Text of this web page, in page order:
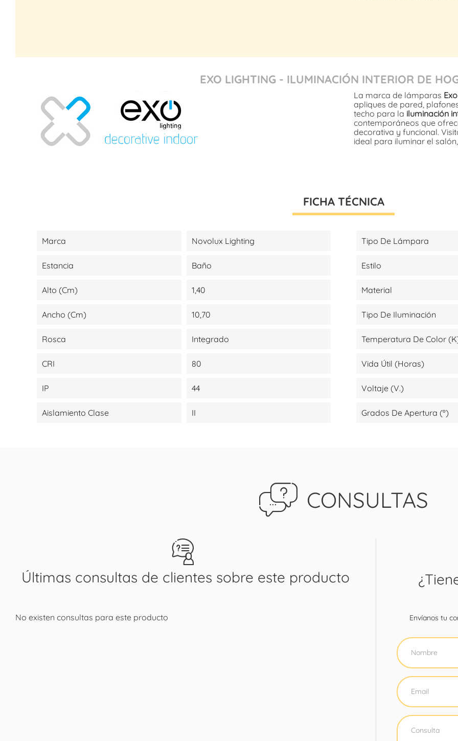
EXO LIGHTING - ILUMINACIÓN INTERIOR DE
La marca de lámparas
apliques de pared,
techo para la iluminación
contemporáneos que
decorativa y funcional.
ideal para iluminar el
FICHA TÉCNICA
Marca Novolux Lighting Tipo De Lámpara
Estancia Baño Estilo
Alto (cm) 1,40 Material
Ancho (cm) 10,70 Tipo De Iluminación
Rosca Integrado Temperatura De Color
CRI 80 Vida Útil (Horas)
IP 44 Voltaje (V.)
Aislamiento Clase II Grados De Apertura (º)
CONSULTAS
Últimas consultas de clientes sobre este producto
No existen consultas para este producto Envíanos tu